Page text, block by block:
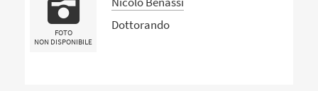
FOTO
NON DISPONIBILE
Dottorando